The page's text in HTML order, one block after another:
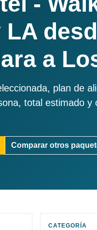
a
plan de
total estimado y
Comparar otros
CATEGORÍA